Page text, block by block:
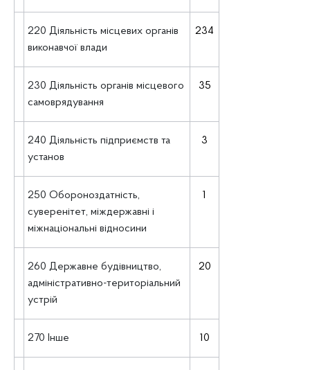
220 Діяльність місцевих органів
виконавчої влади
234
230 Діяльність органів місцевого
самоврядування
35
240 Діяльність підприємств та
установ
3
250 Обороноздатність,
суверенітет, міждержавні і
міжнаціональні відносини
1
260 Державне будівництво,
адміністративно-територіальний
устрій
20
270 Інше 10